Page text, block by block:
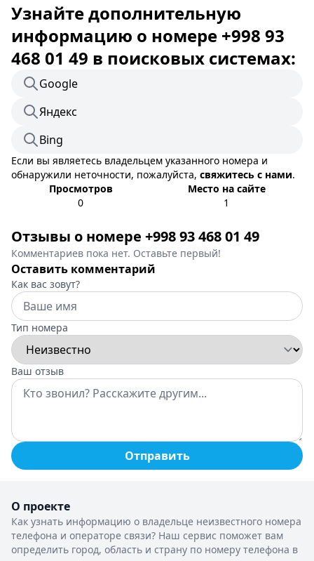
Узнайте дополнительную
информацию о номере +998 93
468 01 49 в поисковых системах:
Google
Яндекс
Bing
Если вы являетесь владельцем указанного номера и
обнаружили неточности, пожалуйста, свяжитесь с нами.
Просмотров
0
Место на сайте
1
Отзывы о номере +998 93 468 01 49
Комментариев пока нет. Оставьте первый!
Оставить комментарий
Как вас зовут?
Тип номера
Ваш отзыв
Отправить
О проекте
Как узнать информацию о владельце неизвестного номера
телефона и операторе связи? Наш сервис поможет вам
определить город, область и страну по номеру телефона в